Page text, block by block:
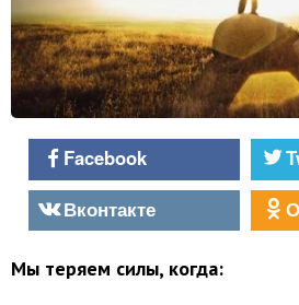
Facebook
Вконтакте
Мы теряем силы, когда: